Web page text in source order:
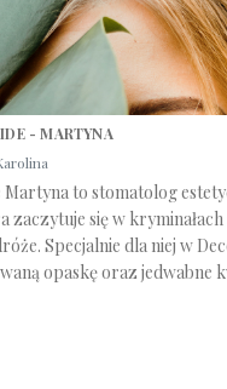
- MARTYNA
Martyna to stomatolog
zaczytuje się w
Specjalnie dla niej w
opaskę oraz jedwabne